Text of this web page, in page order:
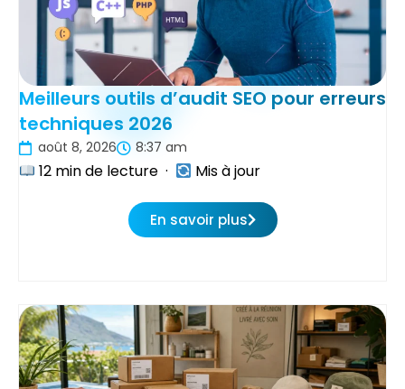
Meilleurs outils d’audit SEO pour erreurs
techniques 2026
août 8, 2026 8:37 am
12 min de lecture · Mis à jour
En savoir plus